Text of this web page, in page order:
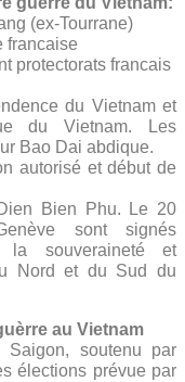
(ex-Tourrane)
francaise
protectorats francais
du Vietnam et
du Vietnam. Les
Bao Dai abdique.
autorisé et début de
Bien Phu. Le 20
sont signés
la souveraineté et
Nord et du Sud du
au Vietnam
soutenu par
élections prévue par